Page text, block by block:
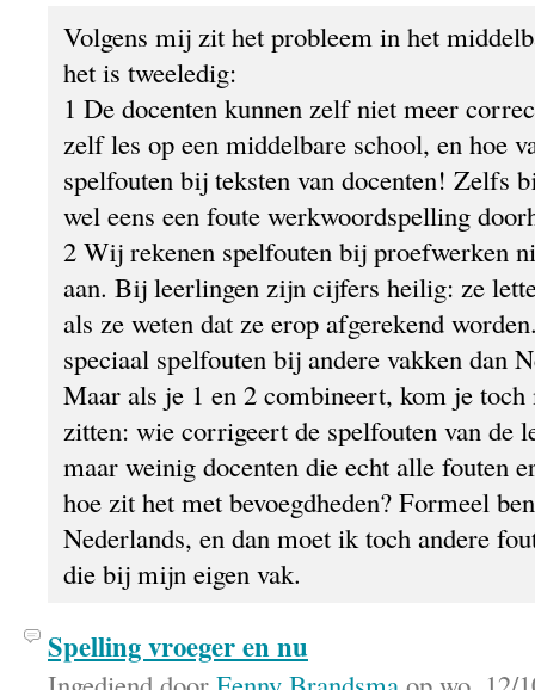
Volgens mij zit het probleem in het
het is tweeledig:
1 De docenten kunnen zelf niet meer
zelf les op een middelbare school, en hoe
spelfouten bij teksten van docenten! Zelfs
wel eens een foute werkwoordspelling
2 Wij rekenen spelfouten bij proefwerken
aan. Bij leerlingen zijn cijfers heilig: ze
als ze weten dat ze erop afgerekend
speciaal spelfouten bij andere vakken dan
Maar als je 1 en 2 combineert, kom je toch
zitten: wie corrigeert de spelfouten van de
maar weinig docenten die echt alle fouten
hoe zit het met bevoegdheden? Formeel
Nederlands, en dan moet ik toch andere
die bij mijn eigen vak.
Spelling vroeger en nu